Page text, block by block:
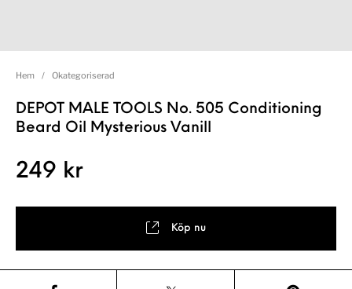
Hem / Okategoriserad
DEPOT MALE TOOLS No. 505 Conditioning
Beard Oil Mysterious Vanill
249 kr
Köp nu